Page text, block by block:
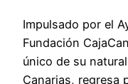
Impulsado por el
Fundación
único de su
Canarias, regresa